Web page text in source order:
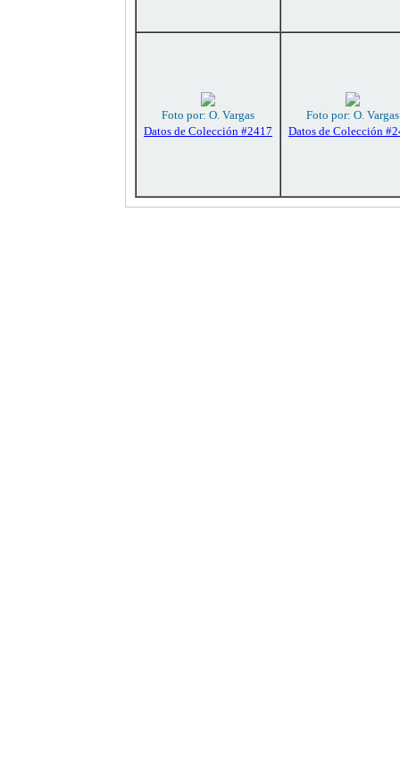
Foto por: O. Vargas
Datos de Colección #2417
Foto por: O. Vargas
Datos de Colección